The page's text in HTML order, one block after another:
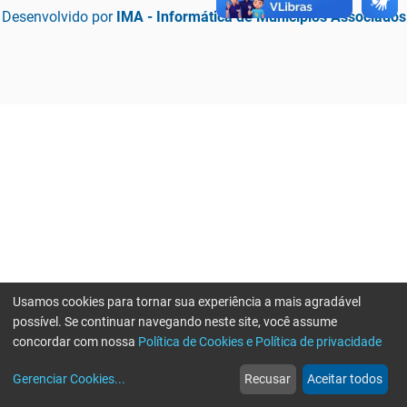
Desenvolvido por IMA - Informática de Municípios Associados
web
Notícias
more_horiz
Mais
Usamos cookies para tornar sua experiência a mais agradável
possível. Se continuar navegando neste site, você assume
concordar com nossa Política de Cookies e Política de privacidade
Gerenciar Cookies... Recusar Aceitar todos
Erro ao enviar informações, por favor tente novamente